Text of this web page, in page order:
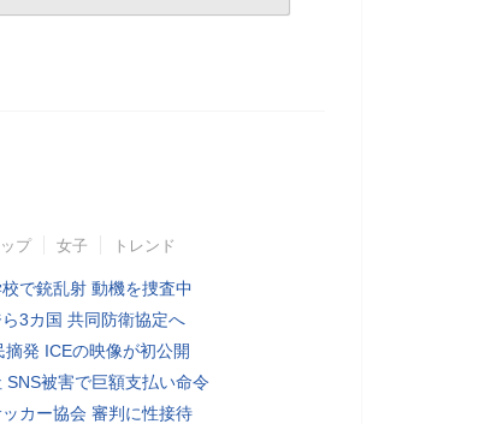
プ 女子 トレンド
校で銃乱射 動機を捜査中
3カ国 共同防衛協定へ
摘発 ICEの映像が初公開
SNS被害で巨額支払い命令
カー協会 審判に性接待